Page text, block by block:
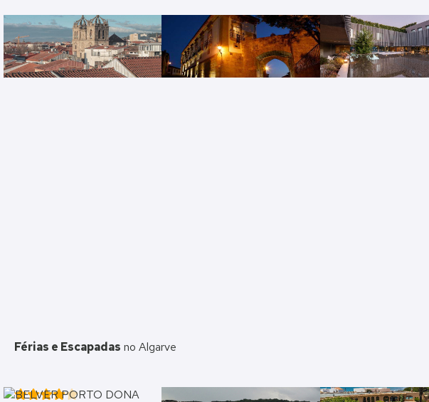
Burgus Tribute & Design
Hotel
Braga
Palacio Dos Melos
Viseu, Região do Centro,
Portugal
Santa Luzia
Guimarães, Região
Norte, Portugal
Férias e Escapadas no Algarve